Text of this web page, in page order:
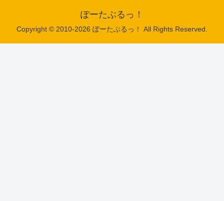
ぽーたぶるっ！
Copyright © 2010-2026 ぽーたぶるっ！ All Rights Reserved.